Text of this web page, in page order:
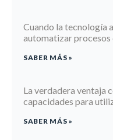
Cuando la tecnología
automatizar procesos
SABER MÁS »
La verdadera ventaja
capacidades para
SABER MÁS »